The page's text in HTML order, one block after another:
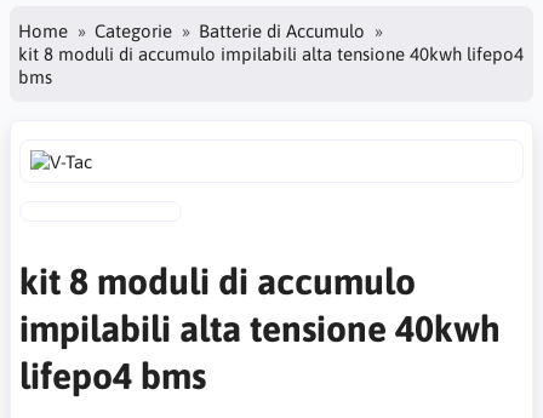
Home Categorie
Batterie di Accumulo
kit 8 moduli di accumulo impilabili alta tensione 40kwh lifepo4
bms
kit 8 moduli di accumulo
impilabili alta tensione 40kwh
lifepo4 bms